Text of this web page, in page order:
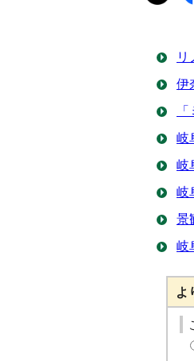
リ
伊
岐
岐
岐
景
岐
よ